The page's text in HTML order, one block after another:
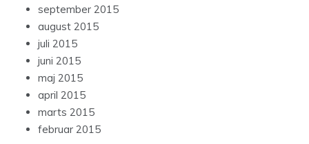
september 2015
august 2015
juli 2015
juni 2015
maj 2015
april 2015
marts 2015
februar 2015